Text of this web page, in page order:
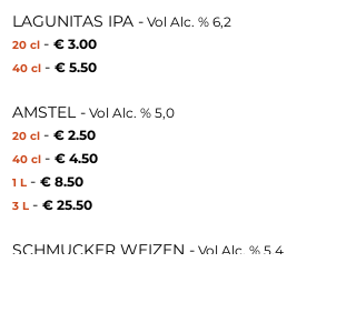
LAGUNITAS IPA - Vol Alc. % 6,2
20 cl - € 3.00
40 cl - € 5.50
AMSTEL - Vol Alc. % 5,0
20 cl - € 2.50
40 cl - € 4.50
1 L - € 8.50
3 L - € 25.50
SCHMUCKER WEIZEN - Vol Alc. % 5,4